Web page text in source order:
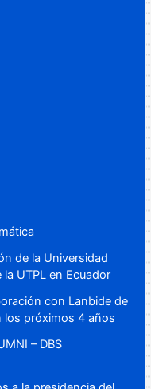
de la Universidad
UTPL en Ecuador
con Lanbide de
los próximos 4 años
– DBS